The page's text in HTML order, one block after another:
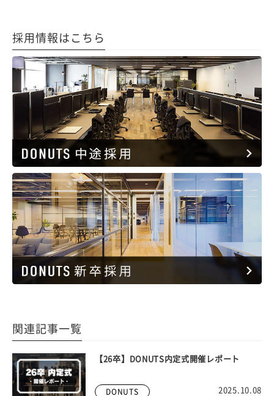
採用情報はこちら
関連記事一覧
DONUTS 2025.10.08
【26卒】DONUTS内定式開催レポート